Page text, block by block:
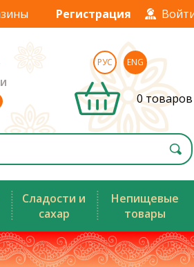
Регистрация
РУС ENG
0 товаров
Сладости и
сахар
Непищевые
товары